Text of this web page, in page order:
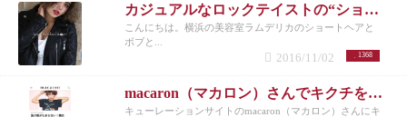
カジュアルなロックテイストの“ショートボブの外国人風×大人可愛い”|横浜元町美容室ラムデリカ/キクチ
こんにちは。横浜の美容室ラムデリカのショートヘアと
ボブと...
1368
2016/11/02
macaron（マカロン）さんでキクチを紹介して頂きました！
キューレーションサイトのmacaron（マカロン）さんにキ